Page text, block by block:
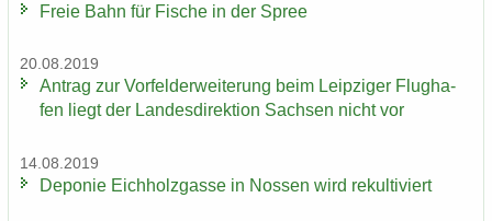
Freie Bahn für Fi­sche in der Spree
20.08.2019
An­trag zur Vor­fel­d­er­wei­te­rung beim Leip­zi­ger Flug­ha­
fen liegt der Lan­des­di­rek­ti­on Sach­sen nicht vor
14.08.2019
De­po­nie Eich­holz­gas­se in Nos­sen wird re­kul­ti­viert